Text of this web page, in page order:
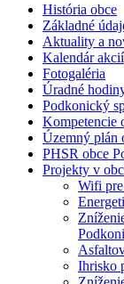
História obce
Základné
Aktuality a
Kalendár akcií
Fotogaléria
Úradné
Podkonický
Kompetencie
Územný plán
PHSR obce
Projekty v
Wifi
Ihrisko